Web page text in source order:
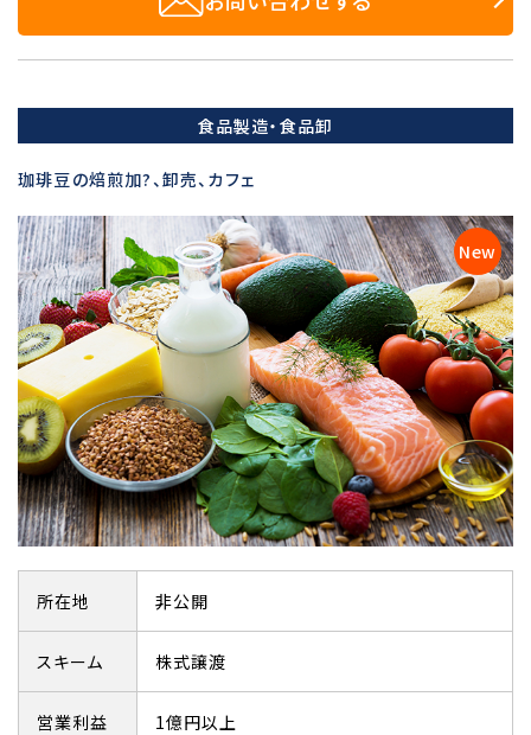
食品製造・食品卸
珈琲豆の焙煎加?、卸売、カフェ
所在地 非公開
スキーム 株式譲渡
営業利益 1億円以上